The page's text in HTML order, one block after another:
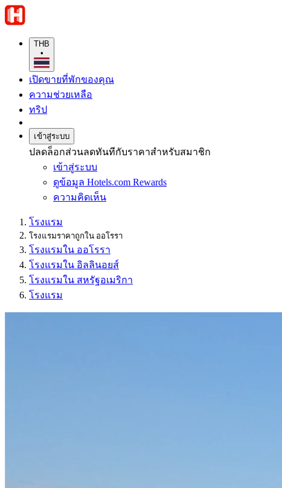
THB
•
เปิดขายที่พักของคุณ
ความช่วยเหลือ
ทริป
เข้าสู่ระบบ
ปลดล็อกส่วนลดทันทีกับราคาสำหรับสมาชิก
เข้าสู่ระบบ
ดูข้อมูล Hotels.com Rewards
ความคิดเห็น
โรงแรม
โรงแรมราคาถูกใน ออโรรา
โรงแรมใน ออโรรา
โรงแรมใน อิลลินอยส์
โรงแรมใน สหรัฐอเมริกา
โรงแรม